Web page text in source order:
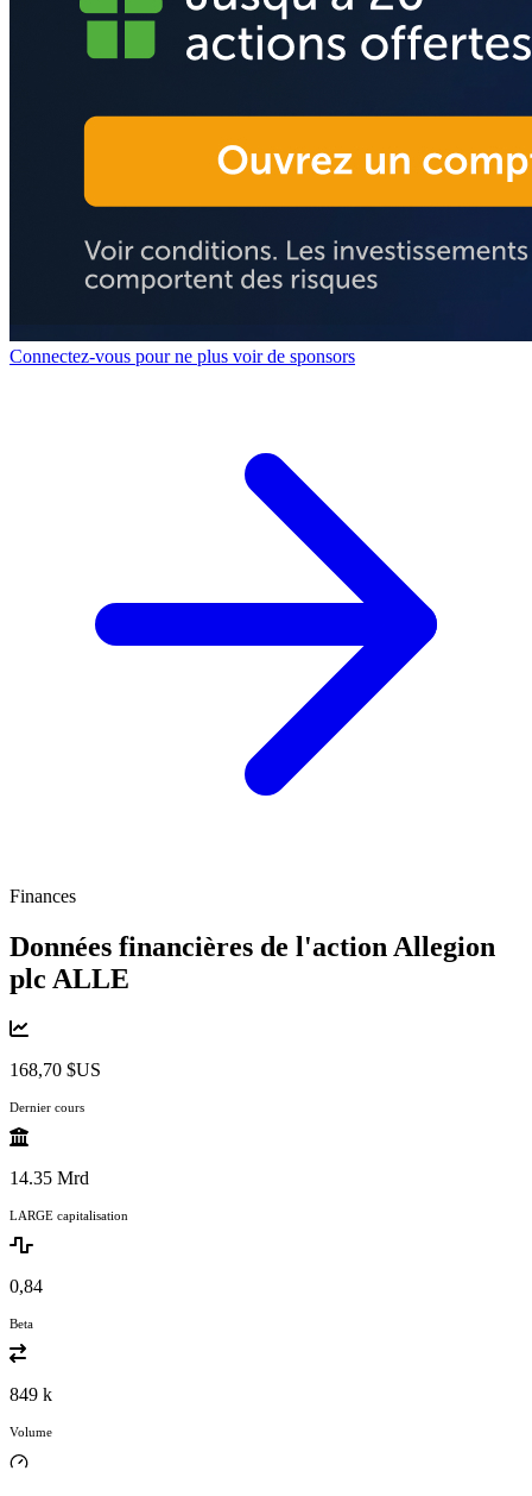
Connectez-vous pour ne plus voir de sponsors
Finances
Données financières de l'action Allegion
plc ALLE
168,70 $US
Dernier cours
14.35 Mrd
LARGE capitalisation
0,84
Beta
849 k
Volume